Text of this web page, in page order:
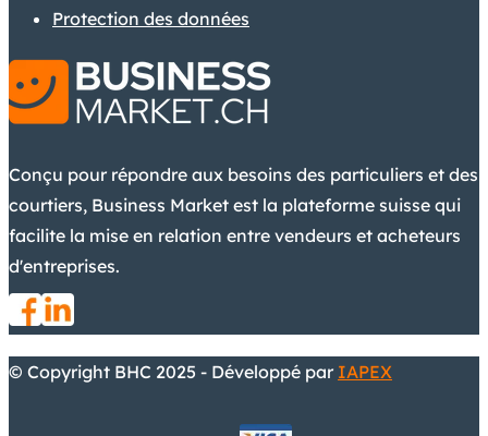
Protection des données
Conçu pour répondre aux besoins des particuliers et des
courtiers, Business Market est la plateforme suisse qui
facilite la mise en relation entre vendeurs et acheteurs
d'entreprises.
© Copyright BHC 2025 - Développé par IAPEX